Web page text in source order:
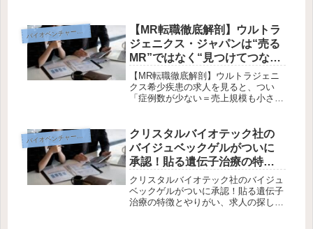
を遂げているグローバルバイオ医薬品
企業「BeOne（旧ベイジー...
バイオベンチャー転職戦略
【MR転職徹底解剖】ウルトラ
ジェニクス・ジャパンは“売る
MR”ではなく“見つけてつなぐ
MR”を求めている｜面接対策
から入社後の勝ち筋まで完全
解説
【MR転職徹底解剖】ウルトラジェニ
クス希少疾患の求人を見ると、つい
「症例数が少ない＝売上規模も小さ
す。しかし、ウルトラジェニクス・ジ
ャパンのUltraCare Liaison...
バイオベンチャー企業研究
クリスタルバイオテック社の
バイジュベックゲルがついに
承認！貼る遺伝子治療の特徴
とやりがい、求人の探し方を
アップデート！
クリスタルバイオテック社のバイジュ
ベックゲルがついに承認！貼る遺伝子
治療の特徴とやりがい、求人の探し方